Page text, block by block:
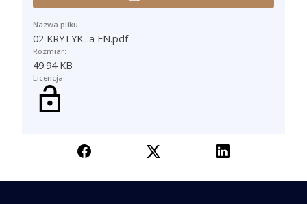
Nazwa pliku
02 KRYTYK...a EN.pdf
Rozmiar:
49.94 KB
Licencja